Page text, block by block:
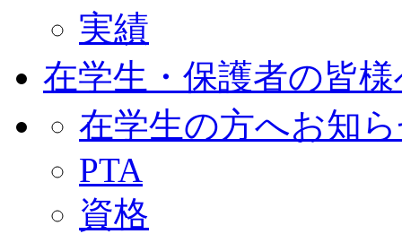
実績
在学生・保護者の皆
在学生の方へお知
PTA
資格